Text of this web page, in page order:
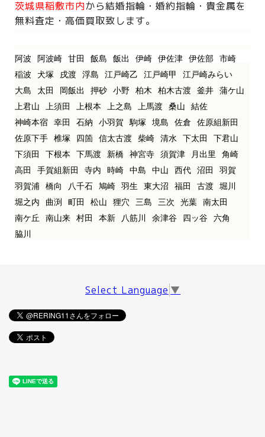
茨城県稲敷市内から結婚指輪・婚約指輪・貴金属を
無料査定・高価買取致します。
阿波 阿波崎 甘田 飯島 飯出 伊崎 伊佐津 伊佐部
市崎
稲波
犬塚 戌渡 浮島 江戸崎乙 江戸崎甲
江戸崎みらい
大島
太田 岡飯出 押砂 小野 柏木 柏木古渡 釜井
蒲ケ山
上君山
上須田 上根本 上之島 上馬渡 桑山
結佐
神崎本宿
幸田 石納 小羽賀 駒塚 境島 佐倉
佐原組新田
佐原下手
椎塚 四箇 信太古渡 柴崎 清水 下太田
下君山
下須田
下根本 下馬渡 新橋 神宮寺 須賀津 月出里
角崎
高田
手賀組新田 寺内 時崎 中島 中山 西代 沼田
羽賀
羽賀浦
橋向 八千石 鳩崎 羽生 東大沼 福田 古渡
堀川
堀之内
曲渕 町田 松山 狸穴 三島 三次 光葉
南太田
南ケ丘
南山来 村田 本新 八筋川 余津谷 四ッ谷
六角
脇川
Select Language ▼